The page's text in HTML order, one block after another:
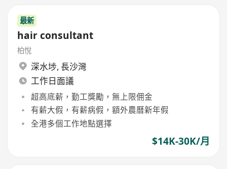
最新
hair consultant
柏悅
深水埗, 長沙灣
工作日面議
超高底薪，勤工獎勵，無上限佣金
有薪大假，有薪病假，額外農曆新年假
全港多個工作地點選擇
$14K-30K/月